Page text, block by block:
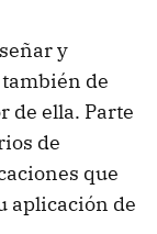
y
de
de ella. Parte
de
que
aplicación de